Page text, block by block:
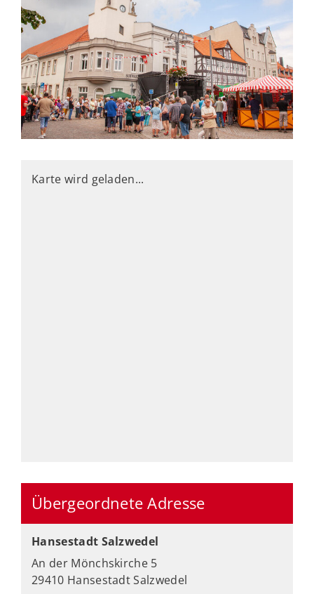
Karte wird geladen...
Übergeordnete Adresse
Hansestadt Salzwedel
An der Mönchskirche 5
29410 Hansestadt Salzwedel